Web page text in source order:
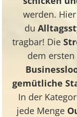
werden.
du
tragbar! Die
dem
gemütliche
In der
jede Menge